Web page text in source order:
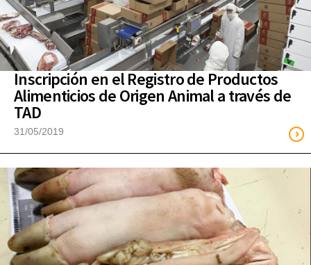
Inscripción en el Registro de Productos
Alimenticios de Origen Animal a través de
TAD
31/05/2019